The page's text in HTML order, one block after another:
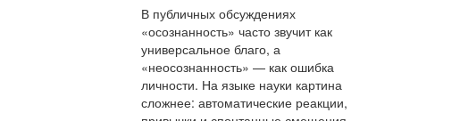
В публичных обсуждениях
«осознанность» часто звучит как
универсальное благо, а
«неосознанность» — как ошибка
личности. На языке науки картина
сложнее: автоматические реакции,